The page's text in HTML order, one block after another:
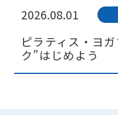
2026.08.01
ピラティス・ヨ
ク”はじめよう